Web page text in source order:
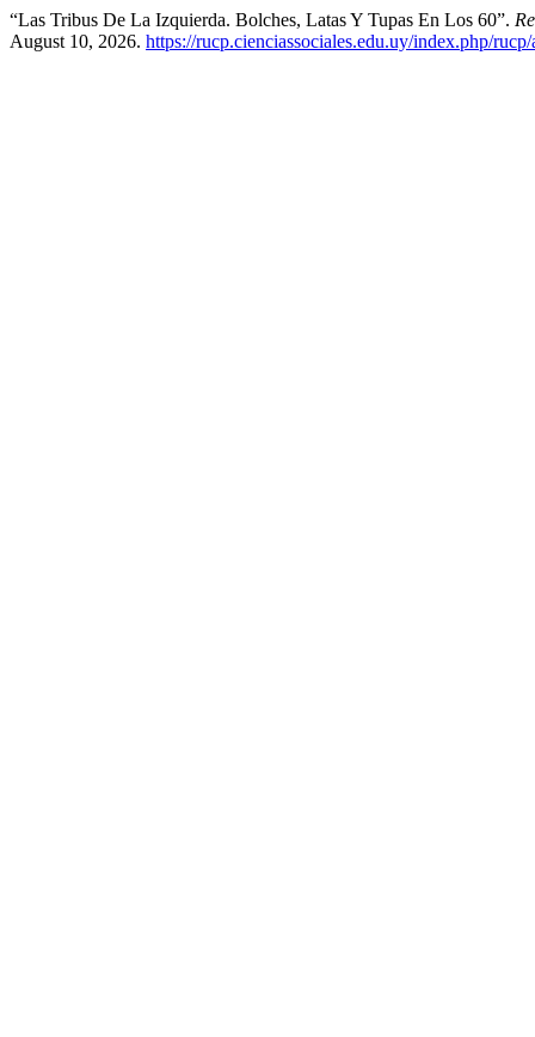
“Las Tribus De La Izquierda. Bolches, Latas Y Tupas En Los 60”.
August 10, 2026. https://rucp.cienciassociales.edu.uy/index.php/